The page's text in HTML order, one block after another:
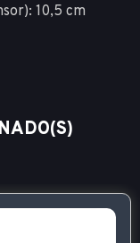
10,5 cm